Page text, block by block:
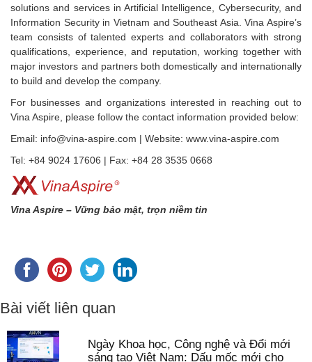
solutions and services in Artificial Intelligence, Cybersecurity, and
Information Security in Vietnam and Southeast Asia. Vina Aspire’s
team consists of talented experts and collaborators with strong
qualifications, experience, and reputation, working together with
major investors and partners both domestically and internationally
to build and develop the company.
For businesses and organizations interested in reaching out to
Vina Aspire, please follow the contact information provided below:
Email: info@vina-aspire.com | Website: www.vina-aspire.com
Tel: +84 9024 17606 | Fax: +84 28 3535 0668
Vina Aspire – Vững bảo mật, trọn niềm tin
Bài viết liên quan
Ngày Khoa học, Công nghệ và Đổi mới
sáng tạo Việt Nam: Dấu mốc mới cho